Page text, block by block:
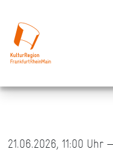
21.06.2026, 11:00